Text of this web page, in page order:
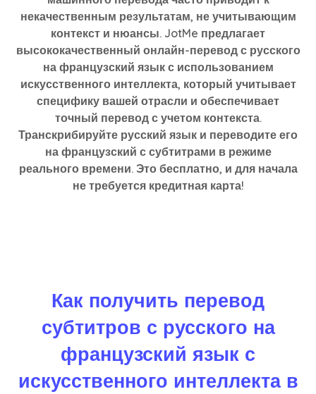
некачественным результатам, не учитывающим
контекст и нюансы. JotMe предлагает
высококачественный онлайн-перевод с русского
на французский язык с использованием
искусственного интеллекта, который учитывает
специфику вашей отрасли и обеспечивает
точный перевод с учетом контекста.
Транскрибируйте русский язык и переводите его
на французский с субтитрами в режиме
реального времени. Это бесплатно, и для начала
не требуется кредитная карта!
Как получить перевод
субтитров с русского на
французский язык с
искусственного интеллекта в